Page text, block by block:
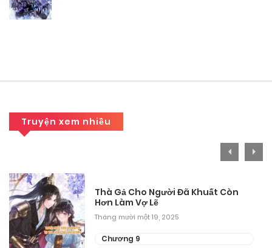
Tháng 9 28, 2025
Tháng 9 28, 2025
Chương 130
Chương 129
Tháng 9 25, 2025
Chương 128
Truyện xem nhiều
Thà Gả Cho Người Đã Khuất Còn
Hơn Làm Vợ Lẽ
Tháng mười một 19, 2025
Chương 9